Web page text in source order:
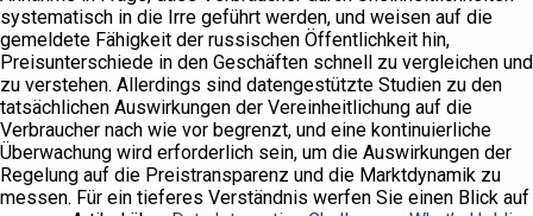
systematisch in die Irre geführt werden, und weisen auf die
gemeldete Fähigkeit der russischen Öffentlichkeit hin,
Preisunterschiede in den Geschäften schnell zu vergleichen und
zu verstehen. Allerdings sind datengestützte Studien zu den
tatsächlichen Auswirkungen der Vereinheitlichung auf die
Verbraucher nach wie vor begrenzt, und eine kontinuierliche
Überwachung wird erforderlich sein, um die Auswirkungen der
Regelung auf die Preistransparenz und die Marktdynamik zu
messen. Für ein tieferes Verständnis werfen Sie einen Blick auf